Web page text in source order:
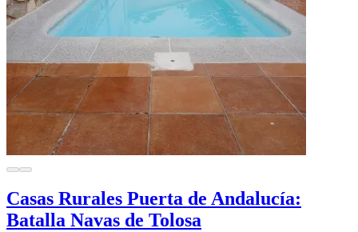
Casas Rurales Puerta de Andalucía:
Batalla Navas de Tolosa